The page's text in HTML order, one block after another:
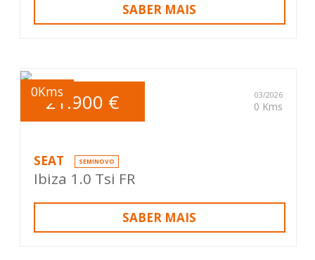
SABER MAIS
0Kms21.900 € 03/2026
0 Kms
SEAT SEMINOVO
Ibiza 1.0 Tsi FR
SABER MAIS